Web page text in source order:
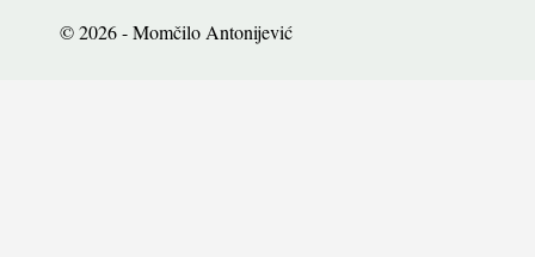
© 2026 - Momčilo Antonijević